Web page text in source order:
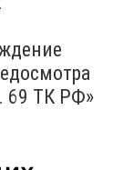
69 ТК РФ»